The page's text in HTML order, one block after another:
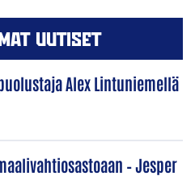
UUTISET
Alex Lintuniemellä
– Jesper